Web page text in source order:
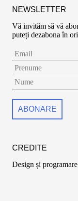
NEWSLETTER
Vă invităm să vă
puteți dezabona în
CREDITE
Design și